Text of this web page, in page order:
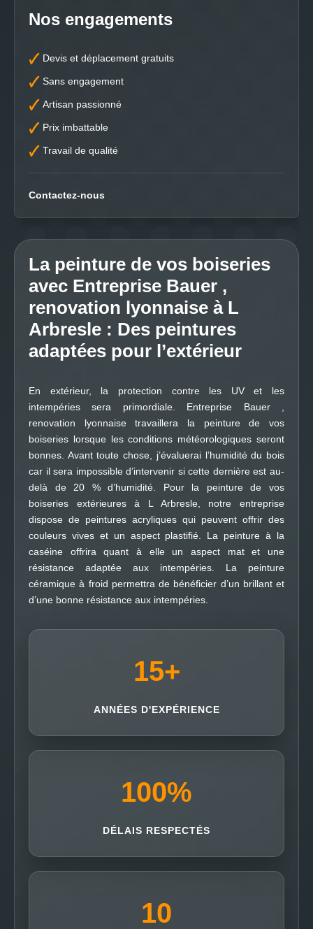
Nos engagements
Devis et déplacement gratuits
Sans engagement
Artisan passionné
Prix imbattable
Travail de qualité
Contactez-nous
La peinture de vos boiseries
avec Entreprise Bauer ,
renovation lyonnaise à L
Arbresle : Des peintures
adaptées pour l’extérieur
En extérieur, la protection contre les UV et les
intempéries sera primordiale. Entreprise Bauer ,
renovation lyonnaise travaillera la peinture de vos
boiseries lorsque les conditions météorologiques seront
bonnes. Avant toute chose, j’évaluerai l’humidité du bois
car il sera impossible d’intervenir si cette dernière est au-
delà de 20 % d’humidité. Pour la peinture de vos
boiseries extérieures à L Arbresle, notre entreprise
dispose de peintures acryliques qui peuvent offrir des
couleurs vives et un aspect plastifié. La peinture à la
caséine offrira quant à elle un aspect mat et une
résistance adaptée aux intempéries. La peinture
céramique à froid permettra de bénéficier d’un brillant et
d’une bonne résistance aux intempéries.
15+
ANNÉES D'EXPÉRIENCE
100%
DÉLAIS RESPECTÉS
10